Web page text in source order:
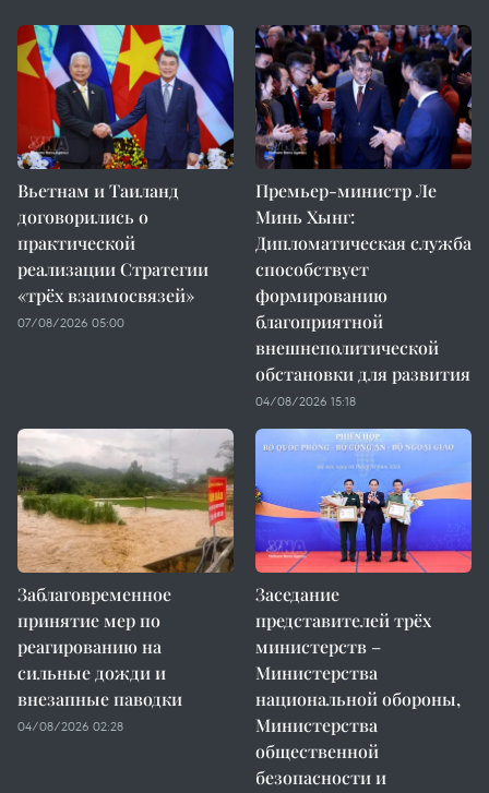
Вьетнам и Таиланд
договорились о
практической
реализации Стратегии
«трёх взаимосвязей»
07/08/2026 05:00
Премьер-министр Ле
Минь Хынг:
Дипломатическая служба
способствует
формированию
благоприятной
внешнеполитической
обстановки для развития
04/08/2026 15:18
Заблаговременное
принятие мер по
реагированию на
сильные дожди и
внезапные паводки
04/08/2026 02:28
Заседание
представителей трёх
министерств –
Министерства
национальной обороны,
Министерства
общественной
безопасности и